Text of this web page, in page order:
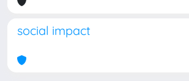
social impact